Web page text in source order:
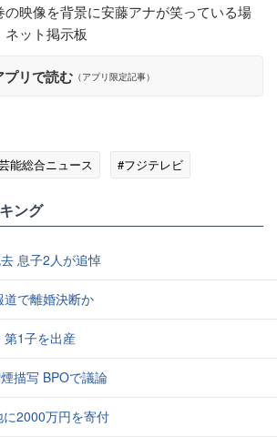
映像を背景に安藤アナが笑っている場
ット掲示板
プリで読む （アプリ限定記事）
能総合ニュース #フジテレビ
ング
息子2人が追悼
で離婚決断か
第1子を出産
描写 BPOで議論
2000万円を寄付